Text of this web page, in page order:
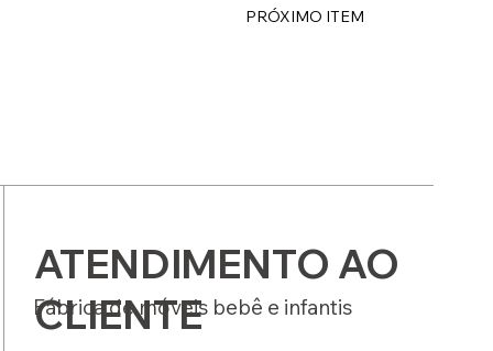
PRÓXIMO ITEM
Fábrica de móveis bebê e infantis
ATENDIMENTO AO
CLIENTE